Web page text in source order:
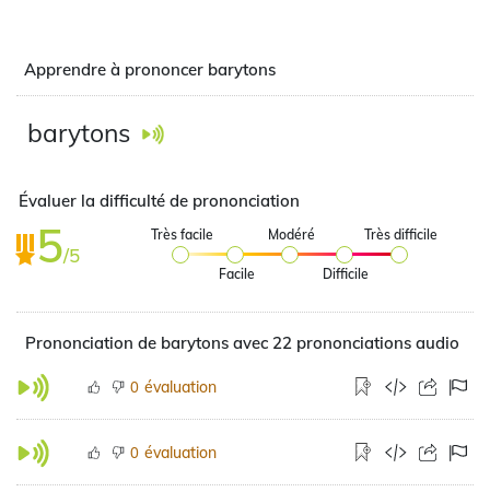
Apprendre à prononcer barytons
barytons
Évaluer la difficulté de prononciation
5/5
Très facile
Facile
Modéré
Difficile
Très difficile
Prononciation de barytons avec 22 prononciations audio
0 évaluation
0 évaluation